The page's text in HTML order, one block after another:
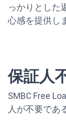
っかりとした
心感を提供し
保証人
SMBC Free
人が不要であ